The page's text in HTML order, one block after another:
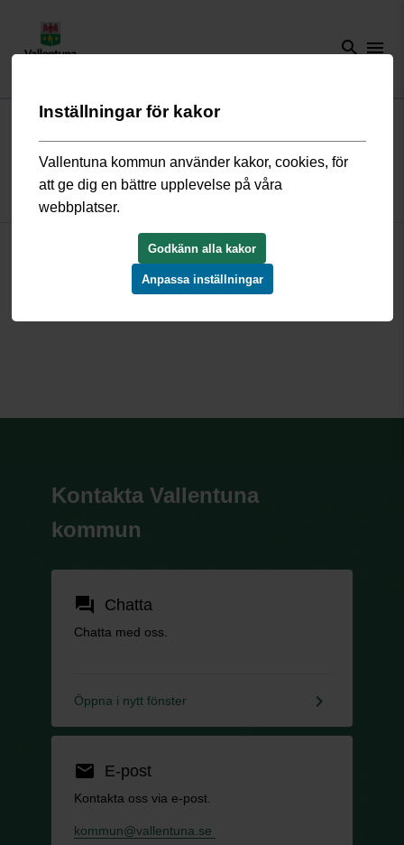
search menu
Start/Bygga, bo och miljö/ Översiktsplan och detaljplaner
Detaljplan Bällsta S740321
39§ Byggnadslagen.pdf
S740321_beskrivning.pdf
S740321_plankarta.pdf
Kontakta Vallentuna
kommun
forum Chatta
Chatta med oss.
Öppna i nytt fönster keyboard_arrow_right
email E-post
Kontakta oss via e-post.
kommun@vallentuna.se
Inställningar för kakor
Vallentuna kommun använder kakor, cookies, för
att ge dig en bättre upplevelse på våra
webbplatser.
Godkänn alla kakor
Anpassa inställningar